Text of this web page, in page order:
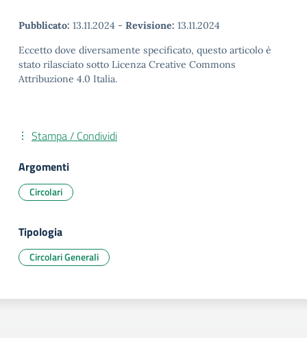
Pubblicato: 13.11.2024 - Revisione: 13.11.2024
Eccetto dove diversamente specificato, questo articolo è
stato rilasciato sotto Licenza Creative Commons
Attribuzione 4.0 Italia.
Stampa / Condividi
Argomenti
Circolari
Tipologia
Circolari Generali